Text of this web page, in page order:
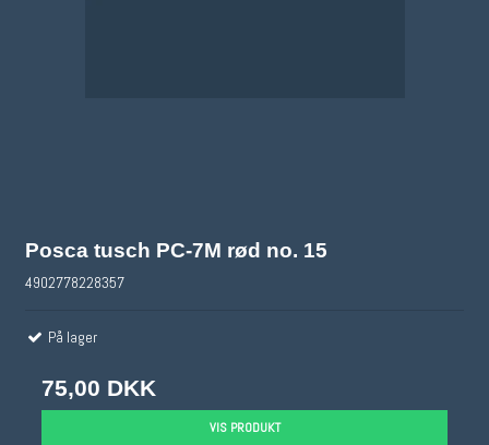
Posca tusch PC-7M rød no. 15
4902778228357
På lager
75,00 DKK
VIS PRODUKT